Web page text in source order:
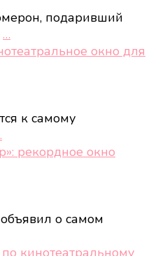
подаривший
…
окно для
к самому
рекордное окно
о самом
кинотеатральному